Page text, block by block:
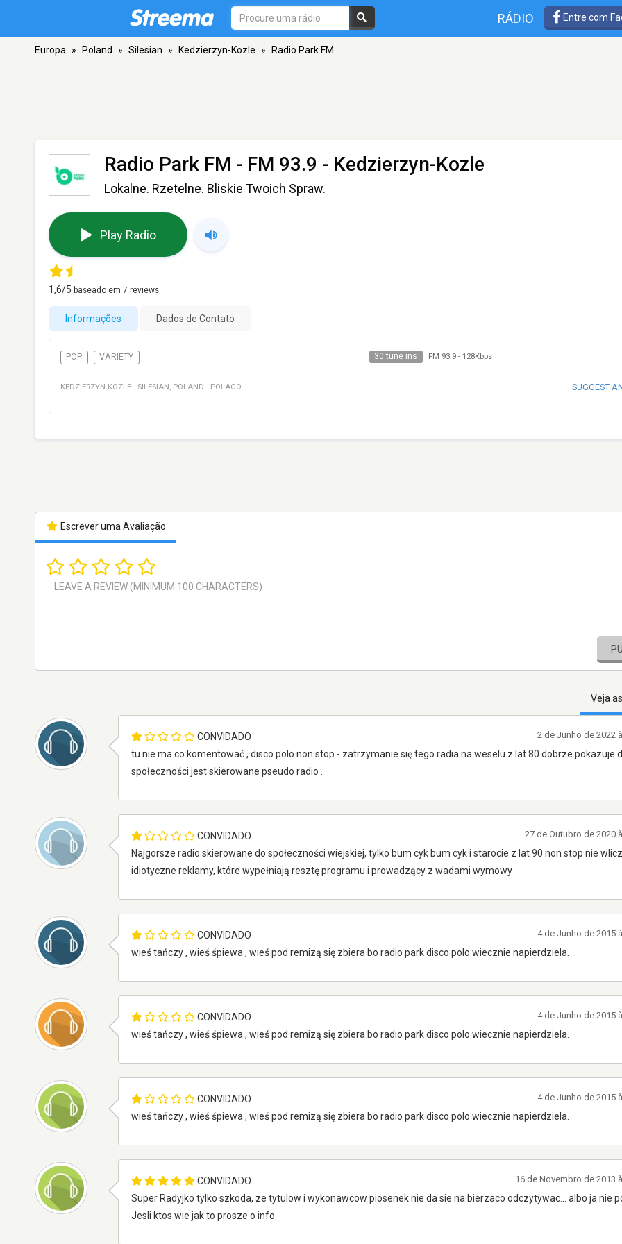
RÁDIO Entre com
Europa » Poland » Silesian » Kedzierzyn-Kozle » Radio Park FM
Radio Park FM - FM 93.9 - Kedzierzyn-Kozle
Lokalne. Rzetelne. Bliskie Twoich Spraw.
Play Radio
1,6/5 baseado em 7 reviews.
Informações Dados de Contato
POP VARIETY 30 tune ins FM 93.9- 128Kbps
KEDZIERZYN-KOZLE · SILESIAN , POLAND · POLACO SUGGEST
Escrever uma Avaliação
Veja
CONVIDADO
tu nie ma co komentować , disco polo non stop - zatrzymanie się tego radia na weselu z lat 80 dobrze pokazuje
społeczności jest skierowane pseudo radio .
2 de Junho de 2022
CONVIDADO
Najgorsze radio skierowane do społeczności wiejskiej, tylko bum cyk bum cyk i starocie z lat 90 non stop nie
idiotyczne reklamy, które wypełniają resztę programu i prowadzący z wadami wymowy
27 de Outubro de 2020
CONVIDADO
wieś tańczy , wieś śpiewa , wieś pod remizą się zbiera bo radio park disco polo wiecznie napierdziela.
4 de Junho de 2015
CONVIDADO
wieś tańczy , wieś śpiewa , wieś pod remizą się zbiera bo radio park disco polo wiecznie napierdziela.
4 de Junho de 2015
CONVIDADO
wieś tańczy , wieś śpiewa , wieś pod remizą się zbiera bo radio park disco polo wiecznie napierdziela.
4 de Junho de 2015
CONVIDADO
Super Radyjko tylko szkoda, ze tytulow i wykonawcow piosenek nie da sie na bierzaco odczytywac... albo ja nie
Jesli ktos wie jak to prosze o info
16 de Novembro de 2013